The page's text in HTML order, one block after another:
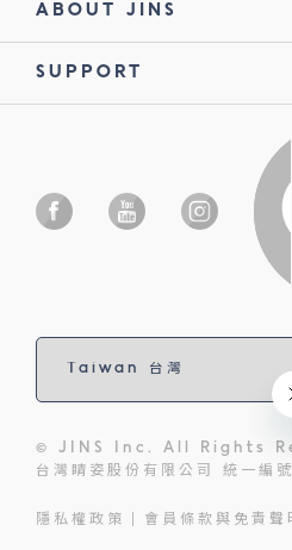
ABOUT JINS
SUPPORT
© JINS Inc. All Rights
台灣睛姿股份有限公司 統一編
隱私權政策 會員條款與免責聲